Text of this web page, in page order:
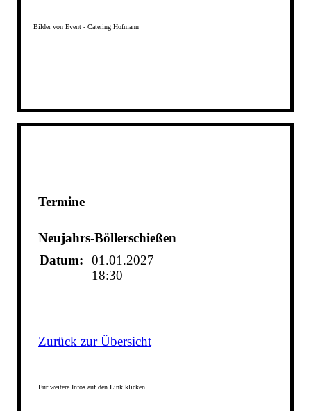
Bilder von Event - Catering Hofmann
Termine
Neujahrs-Böllerschießen
Datum:
01.01.2027
18:30
Zurück zur Übersicht
Für weitere Infos auf den Link klicken